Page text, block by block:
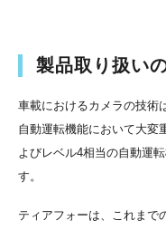
製品取り扱い
車載におけるカメラの技術
自動運転機能において大変
よびレベル4相当の自動運
す。
ティアフォーは、これまで